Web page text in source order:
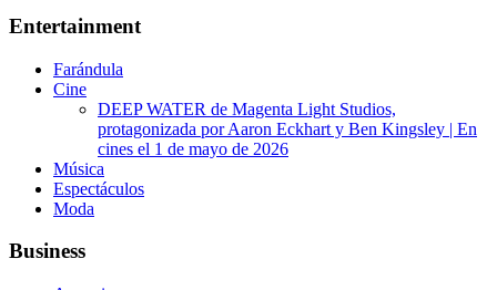
Entertainment
Farándula
Cine
DEEP WATER de Magenta Light Studios,
protagonizada por Aaron Eckhart y Ben Kingsley | En
cines el 1 de mayo de 2026
Música
Espectáculos
Moda
Business